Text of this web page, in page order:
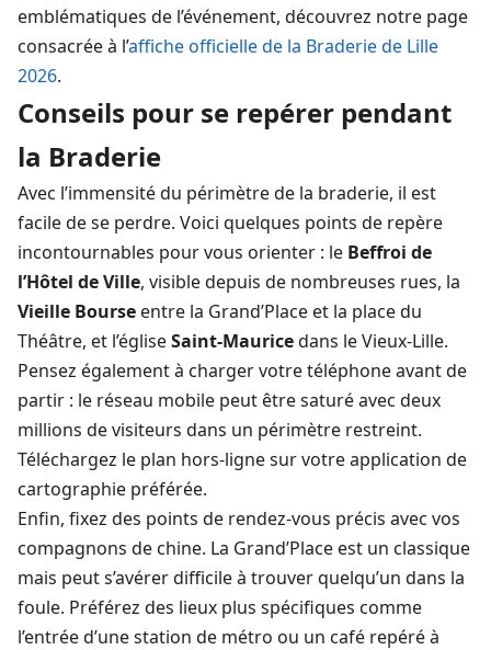
emblématiques de l’événement, découvrez notre page
consacrée à l’affiche officielle de la Braderie de Lille
2026.
Conseils pour se repérer pendant
la Braderie
Avec l’immensité du périmètre de la braderie, il est
facile de se perdre. Voici quelques points de repère
incontournables pour vous orienter : le Beffroi de
l’Hôtel de Ville, visible depuis de nombreuses rues, la
Vieille Bourse entre la Grand’Place et la place du
Théâtre, et l’égliseSaint-Mauricedans le Vieux-Lille.
Pensez également à charger votre téléphone avant de
partir : le réseau mobile peut être saturé avec deux
millions de visiteurs dans un périmètre restreint.
Téléchargez le plan hors-ligne sur votre application de
cartographie préférée.
Enfin, fixez des points de rendez-vous précis avec vos
compagnons de chine. La Grand’Place est un classique
mais peut s’avérer difficile à trouver quelqu’un dans la
foule. Préférez des lieux plus spécifiques comme
l’entrée d’une station de métro ou un café repéré à